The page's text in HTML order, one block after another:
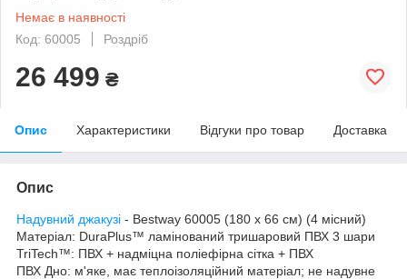
Немає в наявності
Код: 60005
Роздріб
26 499 ₴
Опис Характеристики Відгуки про товар Доставка
Опис
Надувний джакузі - Bestway 60005 (180 х 66 см) (4 місний)
Матеріал: DuraPlus™ ламінований тришаровий ПВХ 3 шари
TriTech™: ПВХ + надміцна поліефірна сітка + ПВХ
ПВХ Дно: м'яке, має теплоізоляційний матеріал; не надувне